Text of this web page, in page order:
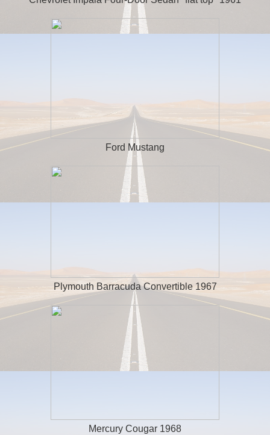
Ford Mustang
Plymouth Barracuda Convertible 1967
Mercury Cougar 1968